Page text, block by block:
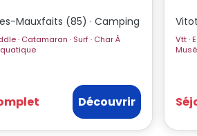
Mauxfaits (85) · Camping
· Char À
Aquatique
Découvrir
Vtt · Equitation · Parc Attraction · Grands Jeux ·